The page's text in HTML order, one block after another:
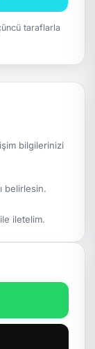
taraflarla
bilgilerinizi
belirlesin.
iletelim.